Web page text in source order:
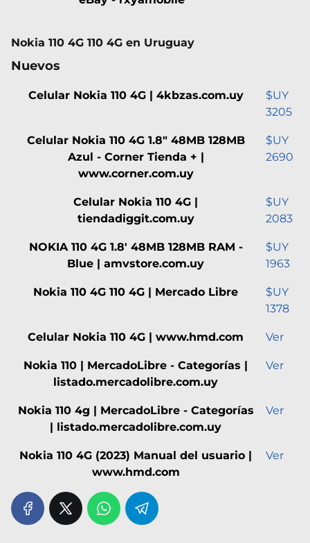
Nokia 110 4G 110 4G en Uruguay
Nuevos
Celular Nokia 110 4G | 4kbzas.com.uy
$UY
3205
Celular Nokia 110 4G 1.8" 48MB 128MB
Azul - Corner Tienda + |
www.corner.com.uy
$UY
2690
Celular Nokia 110 4G |
tiendadiggit.com.uy
$UY
2083
NOKIA 110 4G 1.8' 48MB 128MB RAM -
Blue | amvstore.com.uy
$UY
1963
Nokia 110 4G 110 4G | Mercado Libre
$UY
1378
Celular Nokia 110 4G | www.hmd.com Ver
Nokia 110 | MercadoLibre - Categorías |
listado.mercadolibre.com.uy
Ver
Nokia 110 4g | MercadoLibre - Categorías
| listado.mercadolibre.com.uy
Ver
Nokia 110 4G (2023) Manual del usuario |
www.hmd.com
Ver